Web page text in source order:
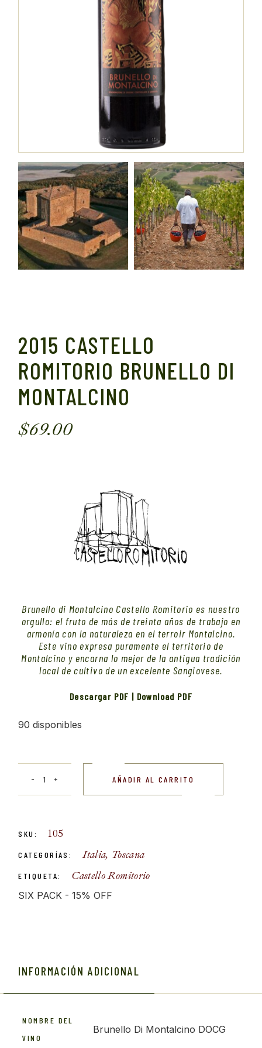
2015 CASTELLO
ROMITORIO BRUNELLO DI
MONTALCINO
$69.00
Brunello di Montalcino Castello Romitorio es nuestro
orgullo: el fruto de más de treinta años de trabajo en
armonía con la naturaleza en el terroir Montalcino.
Este vino expresa puramente el territorio de
Montalcino y encarna lo mejor de la antigua tradición
local de cultivo de un excelente Sangiovese.
Descargar PDF | Download PDF
90 disponibles
2015 Castello Romitorio Brunello di Montalcino
AÑADIR AL CARRITO
SKU: 105
CATEGORÍAS: Italia, Toscana
ETIQUETA: Castello Romitorio
SIX PACK - 15% OFF
INFORMACIÓN ADICIONAL
NOMBRE DEL
VINO
Brunello Di Montalcino DOCG